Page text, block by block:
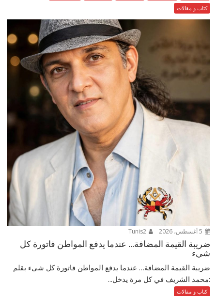
كتاب و مقالات
Tunis2
ضريبة القيمة المضافة… عندما يدفع المواطن فاتورة كل
شيء
ضريبة القيمة المضافة… عندما يدفع المواطن فاتورة كل شيء بقلم
:محمد الشريف في كل مرة يدخل...
كتاب و مقالات